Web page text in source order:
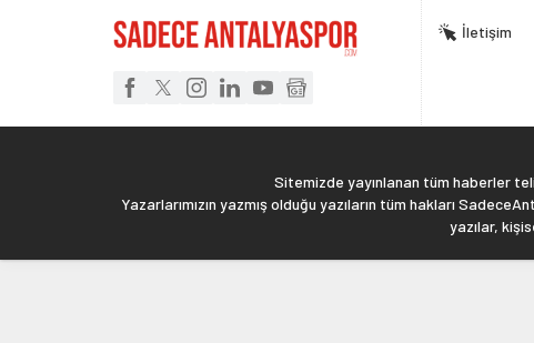
İletişim
Sitemizde yayınlanan tüm haberler
Yazarlarımızın yazmış olduğu yazıların tüm hakları
yazılar,